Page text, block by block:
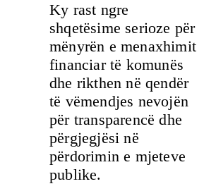
Ky rast ngre
shqetësime serioze për
mënyrën e menaxhimit
financiar të komunës
dhe rikthen në qendër
të vëmendjes nevojën
për transparencë dhe
përgjegjësi në
përdorimin e mjeteve
publike.